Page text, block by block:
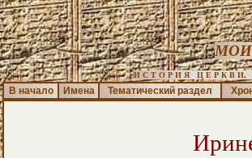
И С Т О Р И Я   Ц Е Р К В И,
В начало Имена Тематический раздел